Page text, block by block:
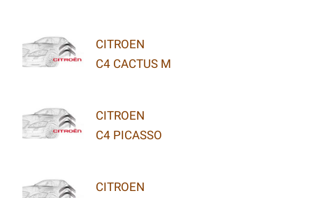
CITROEN
C4 CACTUS M
CITROEN
C4 PICASSO
CITROEN